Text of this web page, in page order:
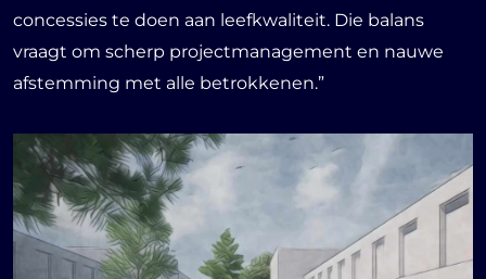
concessies te doen aan leefkwaliteit. Die balans
vraagt om scherp projectmanagement en nauwe
afstemming met alle betrokkenen.”